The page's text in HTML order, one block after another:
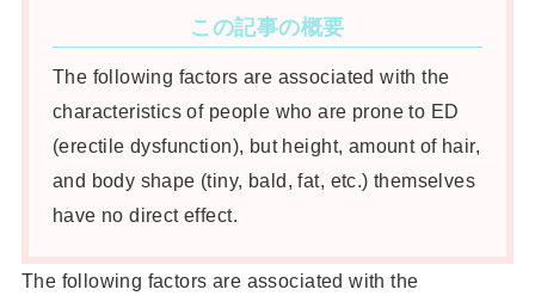
この記事の概要
The following factors are associated with the
characteristics of people who are prone to ED
(erectile dysfunction), but height, amount of hair,
and body shape (tiny, bald, fat, etc.) themselves
have no direct effect.
The following factors are associated with the